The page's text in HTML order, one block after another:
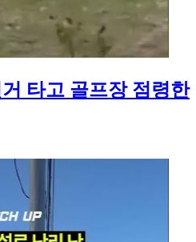
타고 골프장 점령한